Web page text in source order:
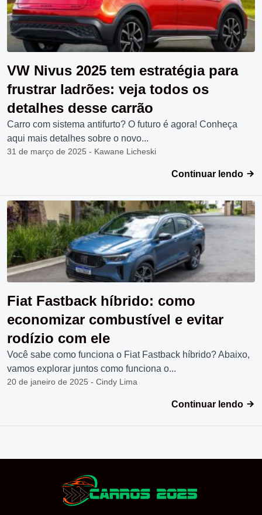
VW Nivus 2025 tem estratégia para
frustrar ladrões: veja todos os
detalhes desse carrão
Carro com sistema antifurto? O futuro é agora! Conheça
aqui mais detalhes sobre o novo...
31 de março de 2025 - Kawane Licheski
Continuar lendo
Fiat Fastback híbrido: como
economizar combustível e evitar
rodízio com ele
Você sabe como funciona o Fiat Fastback híbrido? Abaixo,
vamos explorar juntos como funciona o...
20 de janeiro de 2025 - Cindy Lima
Continuar lendo